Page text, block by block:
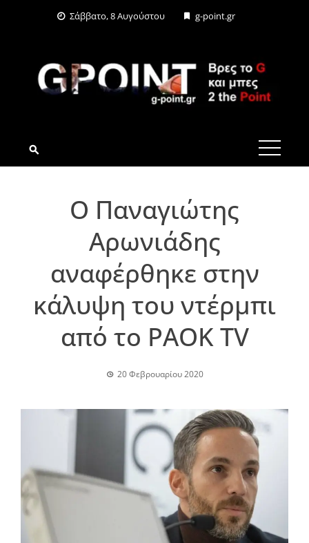
Σάββατο, 8 Αυγούστου g-point.gr
G-POINT.GR
Ο Παναγιώτης
Αρωνιάδης
αναφέρθηκε στην
κάλυψη του ντέρμπι
από το PAOK TV
20 Φεβρουαρίου 2020